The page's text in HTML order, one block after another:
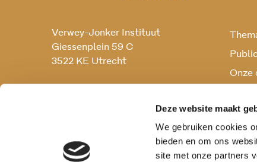
Deze website maakt
We gebruiken cookies
bieden en om ons
site met onze partners
Verwey-Jonker Instituut
Giessenplein 59 C
3522 KE Utrecht
Onze